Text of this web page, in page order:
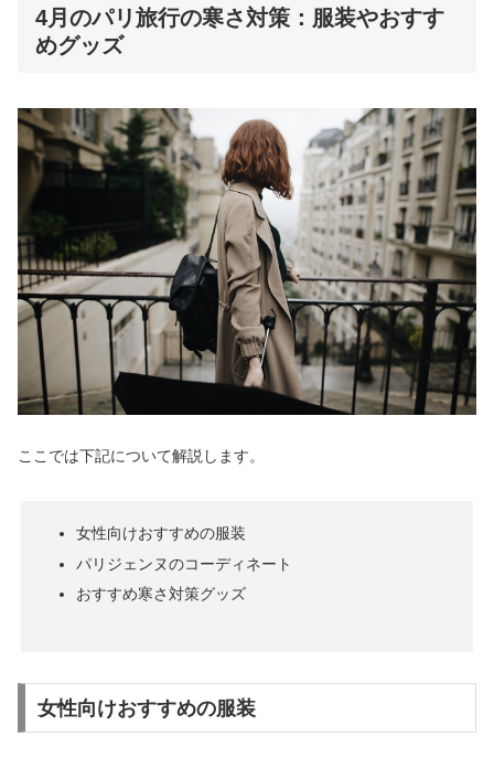
4月のパリ旅行の寒さ対策：服装やおすす
めグッズ
ここでは下記について解説します。
女性向けおすすめの服装
パリジェンヌのコーディネート
おすすめ寒さ対策グッズ
女性向けおすすめの服装